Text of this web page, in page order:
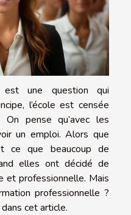
est une question qui
l’école est censée
On pense qu’avec les
un emploi. Alors que
ce que beaucoup de
elles ont décidé de
et professionnelle. Mais
professionnelle ?
cet article.